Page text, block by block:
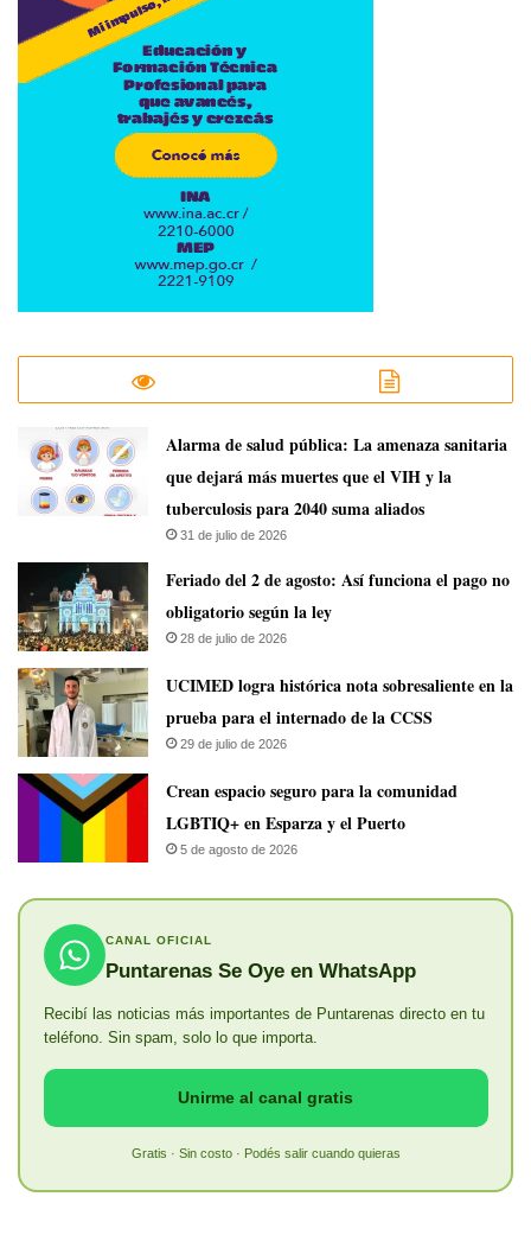
​Alarma de salud pública: La amenaza sanitaria
que dejará más muertes que el VIH y la
tuberculosis para 2040 suma aliados
31 de julio de 2026
Feriado del 2 de agosto: Así funciona el pago no
obligatorio según la ley
28 de julio de 2026
UCIMED logra histórica nota sobresaliente en la
prueba para el internado de la CCSS
29 de julio de 2026
Crean espacio seguro para la comunidad
LGBTIQ+ en Esparza y el Puerto
5 de agosto de 2026
CANAL OFICIAL
Puntarenas Se Oye en WhatsApp
Recibí las noticias más importantes de Puntarenas directo en tu
teléfono. Sin spam, solo lo que importa.
Unirme al canal gratis
Gratis · Sin costo · Podés salir cuando quieras